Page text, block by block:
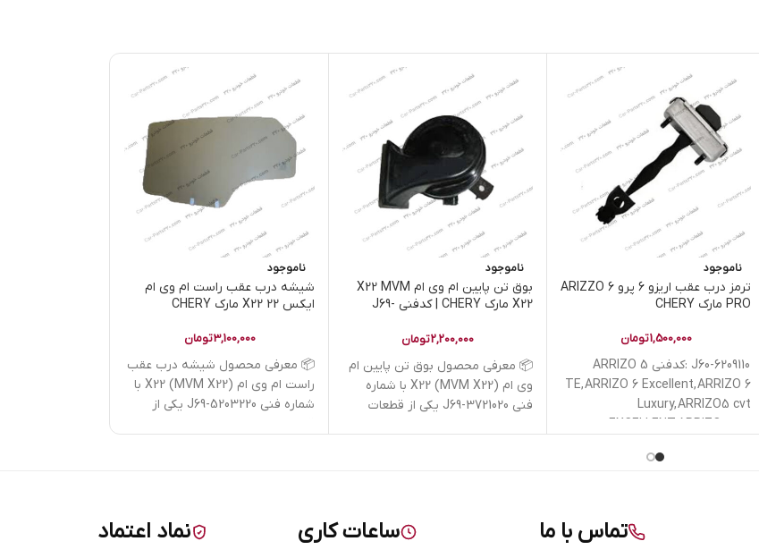
ناموجود
ترمز درب عقب اریزو 6 پرو ARIZZO 6
PRO مارک CHERY
1,500,000تومان
J60-6209110 :کدفنی ARRIZO 5
TE, ARRIZO 6 Excellent, ARRIZO 6
Luxury, ARRIZO5 cvt
EXCELLENT, ARRIZO5 cvt
COMFORT, Arrizo5FL Turbo
ناموجود
بوق تن پایین ام وی ام X22 MVM
X22 مارک CHERY | کدفنی J69-
2,200,000تومان
📦 معرفی محصول بوق تن پایین ام
وی ام X22 (MVM X22) با شماره
فنی J69-3721020 یکی از قطعات
ناموجود
شیشه درب عقب راست ام وی ام
ایکس 22 X22 مارک CHERY
3,100,000تومان
📦 معرفی محصول شیشه درب عقب
راست ام وی ام X22 (MVM X22) با
شماره فنی J69-5203220 یکی از
تماس با ما ساعات کاری نماد اعتماد